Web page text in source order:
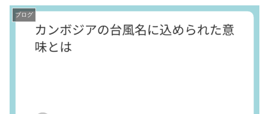
ブログ